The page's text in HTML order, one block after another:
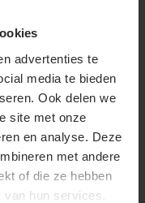
advertenties te
media te bieden
Ook delen we
site met onze
en analyse. Deze
met andere
of die ze hebben
hun services.